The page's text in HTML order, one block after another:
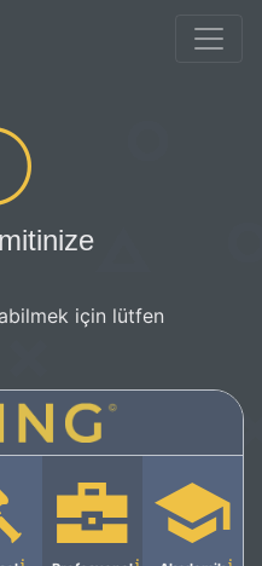
için lütfen